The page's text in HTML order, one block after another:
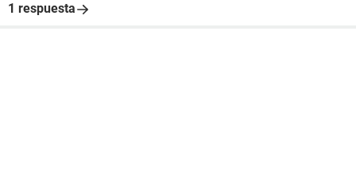
1 respuesta